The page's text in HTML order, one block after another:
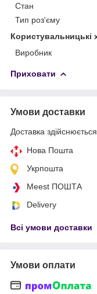
Стан
Тип роз'єму
Користувальницькі
Виробник
Приховати
Умови доставки
Доставка
Нова Пошта
Укрпошта
Meest ПОШТА
Delivery
Всі умови доставки
Умови оплати